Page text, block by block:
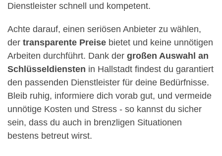
Dienstleister schnell und kompetent.
Achte darauf, einen seriösen Anbieter zu wählen,
der transparente Preise bietet und keine unnötigen
Arbeiten durchführt. Dank der großen Auswahl an
Schlüsseldiensten in Hallstadt findest du garantiert
den passenden Dienstleister für deine Bedürfnisse.
Bleib ruhig, informiere dich vorab gut, und vermeide
unnötige Kosten und Stress - so kannst du sicher
sein, dass du auch in brenzligen Situationen
bestens betreut wirst.